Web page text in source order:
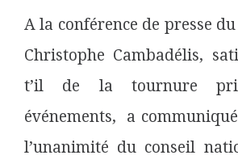
A la conférence de presse
Christophe Cambadélis,
t’il de la tournure
événements, a
l’unanimité du conseil